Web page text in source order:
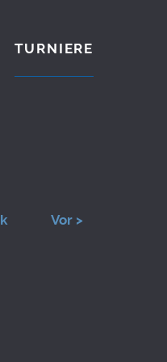
TURNIERE
Vor >